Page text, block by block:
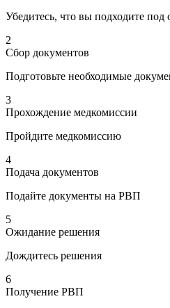
Убедитесь, что вы подходите под
2
Сбор документов
Подготовьте необходимые
3
Прохождение медкомиссии
Пройдите медкомиссию
4
Подача документов
Подайте документы на РВП
5
Ожидание решения
Дождитесь решения
6
Получение РВП